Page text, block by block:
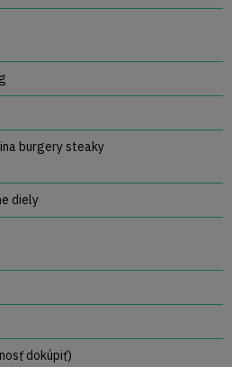
burgery steaky
diely
dokúpiť)